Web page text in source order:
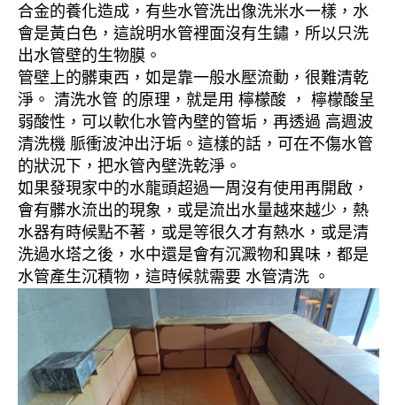
合金的養化造成，有些水管洗出像洗米水一樣，水
會是黃白色，這說明水管裡面沒有生鏽，所以只洗
出水管壁的生物膜。
管壁上的髒東西，如是靠一般水壓流動，很難清乾
淨。 清洗水管 的原理，就是用 檸檬酸 ， 檸檬酸呈
弱酸性，可以軟化水管內壁的管垢，再透過 高週波
清洗機 脈衝波沖出汙垢。這樣的話，可在不傷水管
的狀況下，把水管內壁洗乾淨。
如果發現家中的水龍頭超過一周沒有使用再開啟，
會有髒水流出的現象，或是流出水量越來越少，熱
水器有時候點不著，或是等很久才有熱水，或是清
洗過水塔之後，水中還是會有沉澱物和異味，都是
水管產生沉積物，這時候就需要 水管清洗 。